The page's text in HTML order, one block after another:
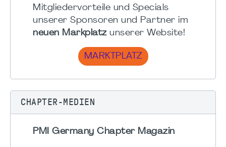
Mitgliedervorteile und Specials
unserer Sponsoren und Partner im
neuen Markplatzunserer Website!
MARKTPLATZ
CHAPTER-MEDIEN
PMI Germany Chapter Magazin